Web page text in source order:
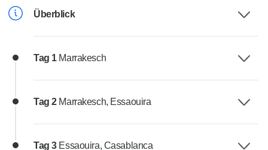
Überblick
Tag 1 Marrakesch
Tag 2 Marrakesch, Essaouira
Tag 3 Essaouira, Casablanca